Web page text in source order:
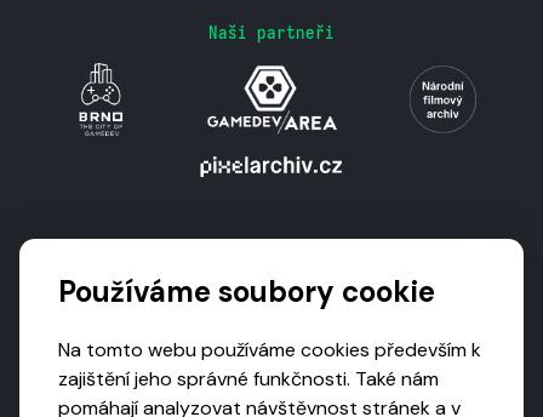
Naši partneři
Používáme soubory cookie
Na tomto webu používáme cookies především k
zajištění jeho správné funkčnosti. Také nám
pomáhají analyzovat návštěvnost stránek a v